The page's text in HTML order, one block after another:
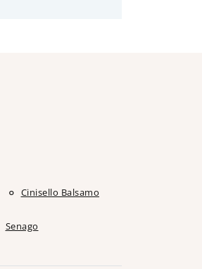
Cinisello Balsamo
Senago